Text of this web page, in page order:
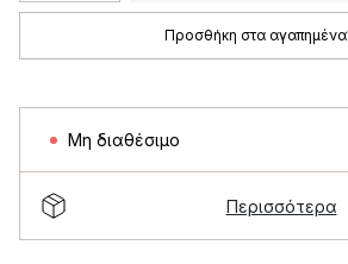
Προσθήκη στα αγαπημένα
Μη διαθέσιμο
Περισσότερα